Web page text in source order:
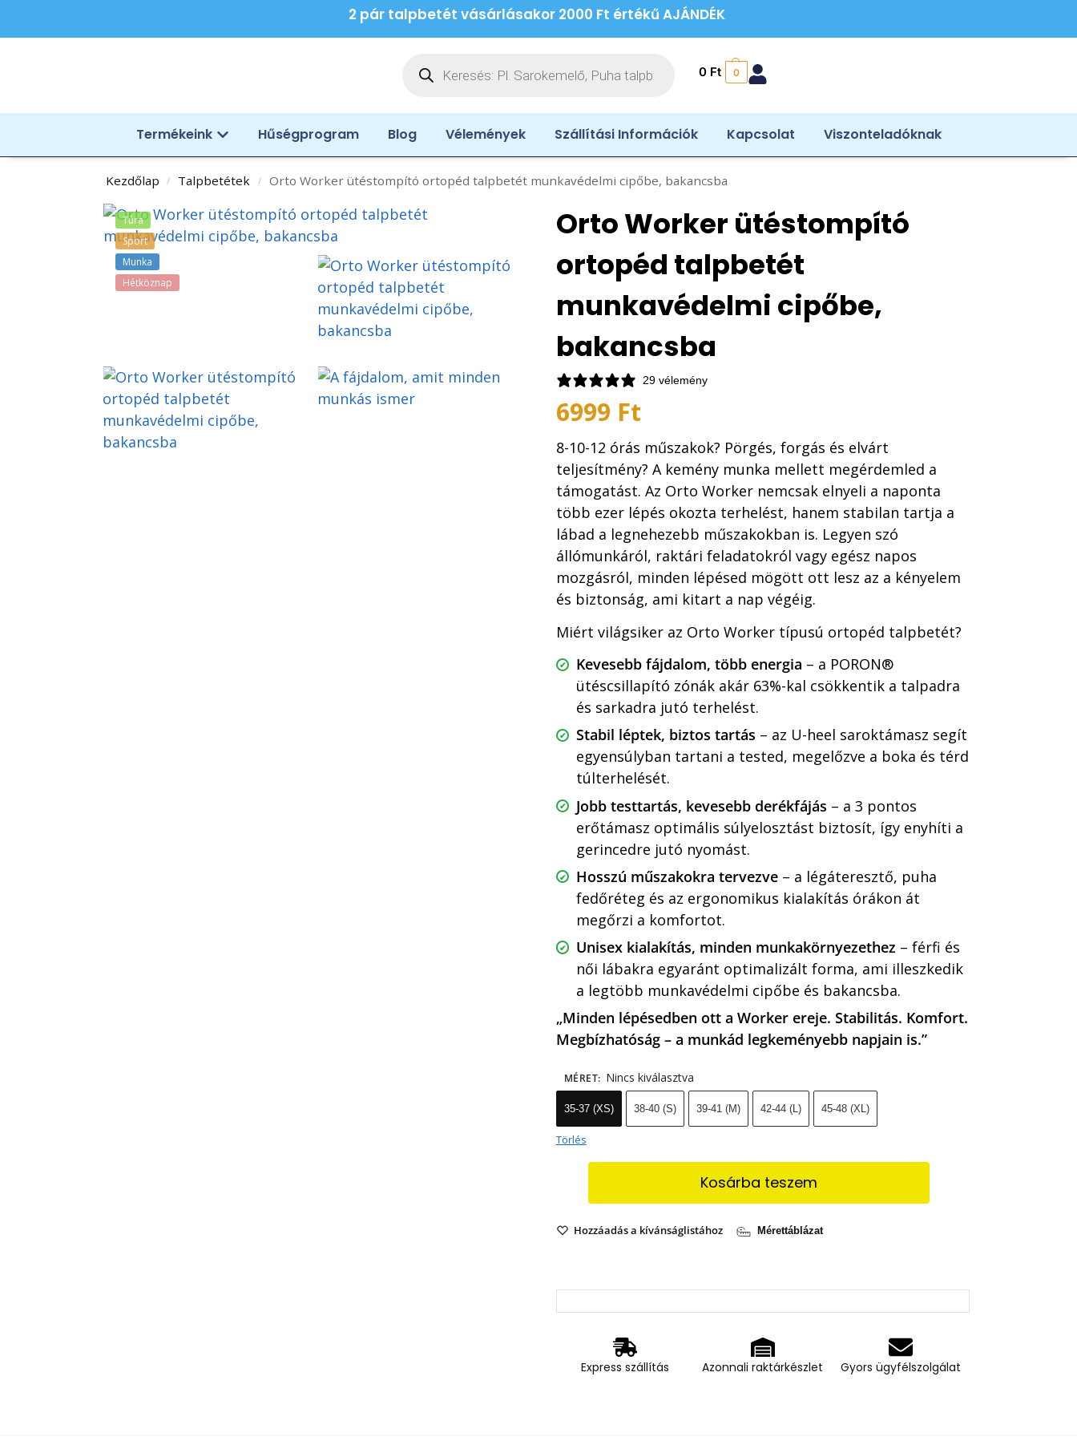
2 pár talpbetét vásárlásakor 2000 Ft értékű AJÁNDÉK
0 Ft 0
Termékeink Hűségprogram Blog Vélemények Szállítási Információk Kapcsolat Viszonteladóknak
Kezdőlap / Talpbetétek / Orto Worker ütéstompító ortopéd talpbetét munkavédelmi cipőbe, bakancsba
Túra
Sport
Munka
Hétköznap
Orto Worker ütéstompító
ortopéd talpbetét
munkavédelmi cipőbe,
bakancsba
29 vélemény
6999 Ft
8-10-12 órás műszakok? Pörgés, forgás és elvárt
teljesítmény? A kemény munka mellett megérdemled a
támogatást. Az Orto Worker nemcsak elnyeli a naponta
több ezer lépés okozta terhelést, hanem stabilan tartja a
lábad a legnehezebb műszakokban is. Legyen szó
állómunkáról, raktári feladatokról vagy egész napos
mozgásról, minden lépésed mögött ott lesz az a kényelem
és biztonság, ami kitart a nap végéig.
Miért világsiker az Orto Worker típusú ortopéd talpbetét?
Kevesebb fájdalom, több energia – a PORON®
ütéscsillapító zónák akár 63%-kal csökkentik a talpadra
és sarkadra jutó terhelést.
Stabil léptek, biztos tartás – az U-heel saroktámasz segít
egyensúlyban tartani a tested, megelőzve a boka és térd
túlterhelését.
Jobb testtartás, kevesebb derékfájás – a 3 pontos
erőtámasz optimális súlyelosztást biztosít, így enyhíti a
gerincedre jutó nyomást.
Hosszú műszakokra tervezve – a légáteresztő, puha
fedőréteg és az ergonomikus kialakítás órákon át
megőrzi a komfortot.
Unisex kialakítás, minden munkakörnyezethez – férfi és
női lábakra egyaránt optimalizált forma, ami illeszkedik
a legtöbb munkavédelmi cipőbe és bakancsba.
„Minden lépésedben ott a Worker ereje. Stabilitás. Komfort.
Megbízhatóság – a munkád legkeményebb napjain is.”
MÉRET: Nincs kiválasztva
35-37 (XS) 38-40 (S) 39-41 (M) 42-44 (L) 45-48 (XL)
Törlés
Kosárba teszem
Hozzáadás a kívánságlistához Mérettáblázat
Express szállítás Azonnali raktárkészlet Gyors ügyfélszolgálat